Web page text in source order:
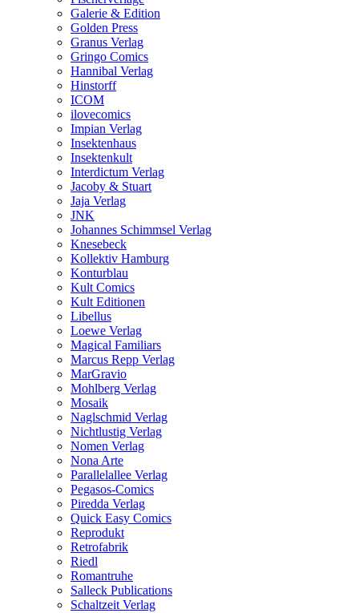
Galerie & Edition
Golden Press
Granus Verlag
Gringo Comics
Hannibal Verlag
Hinstorff
ICOM
ilovecomics
Impian Verlag
Insektenhaus
Insektenkult
Interdictum Verlag
Jacoby & Stuart
Jaja Verlag
JNK
Johannes Schimmsel Verlag
Knesebeck
Kollektiv Hamburg
Konturblau
Kult Comics
Kult Editionen
Libellus
Loewe Verlag
Magical Familiars
Marcus Repp Verlag
MarGravio
Mohlberg Verlag
Mosaik
Naglschmid Verlag
Nichtlustig Verlag
Nomen Verlag
Nona Arte
Parallelallee Verlag
Pegasos-Comics
Piredda Verlag
Quick Easy Comics
Reprodukt
Retrofabrik
Riedl
Romantruhe
Salleck Publications
Schaltzeit Verlag